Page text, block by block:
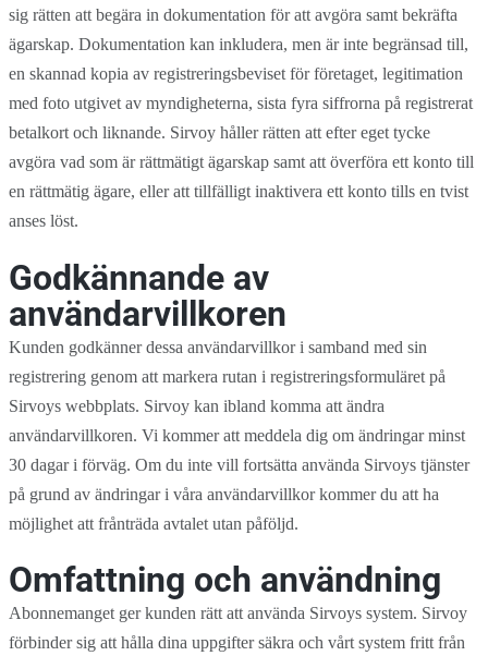
sig rätten att begära in dokumentation för att avgöra samt bekräfta
ägarskap. Dokumentation kan inkludera, men är inte begränsad till,
en skannad kopia av registreringsbeviset för företaget, legitimation
med foto utgivet av myndigheterna, sista fyra siffrorna på registrerat
betalkort och liknande. Sirvoy håller rätten att efter eget tycke
avgöra vad som är rättmätigt ägarskap samt att överföra ett konto till
en rättmätig ägare, eller att tillfälligt inaktivera ett konto tills en tvist
anses löst.
Godkännande av
användarvillkoren
Kunden godkänner dessa användarvillkor i samband med sin
registrering genom att markera rutan i registreringsformuläret på
Sirvoys webbplats. Sirvoy kan ibland komma att ändra
användarvillkoren. Vi kommer att meddela dig om ändringar minst
30 dagar i förväg. Om du inte vill fortsätta använda Sirvoys tjänster
på grund av ändringar i våra användarvillkor kommer du att ha
möjlighet att frånträda avtalet utan påföljd.
Omfattning och användning
Abonnemanget ger kunden rätt att använda Sirvoys system. Sirvoy
förbinder sig att hålla dina uppgifter säkra och vårt system fritt från